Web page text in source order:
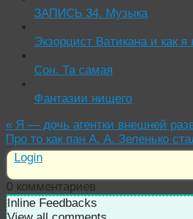
ЗАПИСЬ 34. Музыка
Экзорцист Ватикана и как я
Сон. Та самая
Фантазии нищего
« Я — дочь агентки внешней
Про то как пан А. А. Зеленько
Login
0 комментариев
Inline Feedbacks